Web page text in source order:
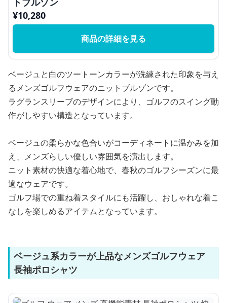
¥10,280
商品の詳細を見る
ベージュと白のツートーンカラーが洗練された印象を与え
るメンズゴルフウェアのニットブルゾンです。
ラグランスリーブのデザインにより、ゴルフのスイング動
作がしやすい構造となっています。
ベージュの柔らかな色合いがコーディネートに温かみを加
え、メンズらしい優しい雰囲気を演出します。
ニット素材の快適な着心地で、春秋のゴルフシーズンに最
適なウェアです。
ゴルフ場での重ね着スタイルにも活躍し、おしゃれな着こ
なしを楽しめるアイテムとなっています。
ベージュ系カラーが上品なメンズゴルフウェア
長袖ポロシャツ